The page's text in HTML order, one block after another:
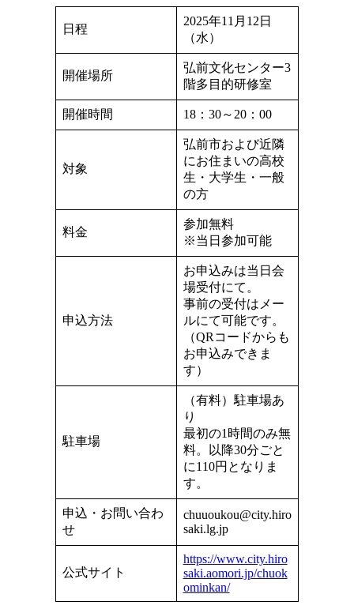
日程
2025年11月12日
（水）
開催場所
弘前文化センター3
階多目的研修室
開催時間 18：30～20：00
対象
弘前市および近隣
にお住まいの高校
生・大学生・一般
の方
料金
参加無料
※当日参加可能
申込方法
お申込みは当日会
場受付にて。
事前の受付はメー
ルにて可能です。
（QRコードからも
お申込みできま
す）
駐車場
（有料）駐車場あ
り
最初の1時間のみ無
料。以降30分ごと
に110円となりま
す。
申込・お問い合わ
せ
chuuoukou@city.hiro
saki.lg.jp
公式サイト
https://www.city.hiro
saki.aomori.jp/chuok
ominkan/